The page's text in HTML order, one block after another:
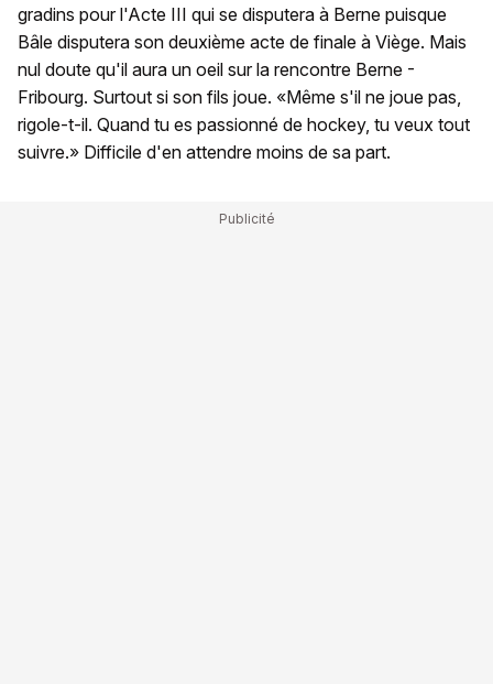
gradins pour l'Acte III qui se disputera à Berne puisque
Bâle disputera son deuxième acte de finale à Viège. Mais
nul doute qu'il aura un oeil sur la rencontre Berne -
Fribourg. Surtout si son fils joue. «Même s'il ne joue pas,
rigole-t-il. Quand tu es passionné de hockey, tu veux tout
suivre.» Difficile d'en attendre moins de sa part.